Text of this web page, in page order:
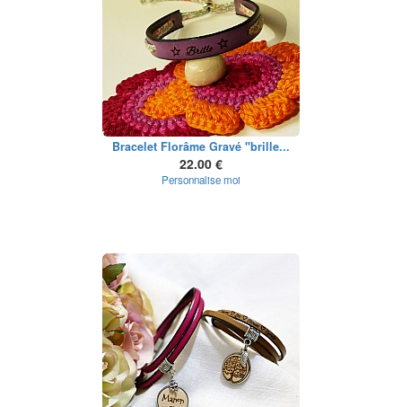
Bracelet Florâme Gravé "brille...
22.00 €
Personnalise moi